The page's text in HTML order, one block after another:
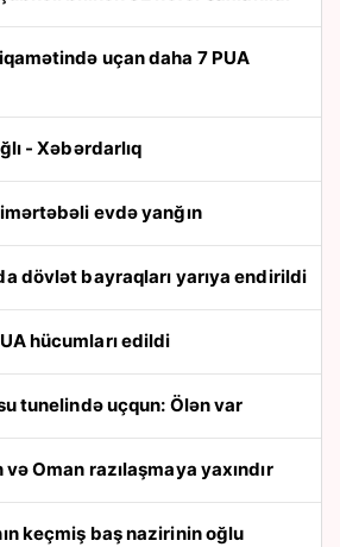
- Xəbərdarlıq
evdə yanğın
dövlət bayraqları yarıya endirildi
hücumları edildi
tunelində uçqun: Ölən var
Oman razılaşmaya yaxındır